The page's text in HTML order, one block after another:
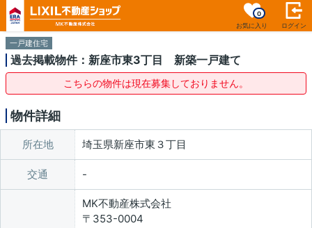
お気に入り
0
ログイン
一戸建住宅
過去掲載物件：新座市東3丁目 新築一戸建て
こちらの物件は現在募集しておりません。
物件詳細
所在地 埼玉県新座市東３丁目
交通
MK不動産株式会社
〒353-0004